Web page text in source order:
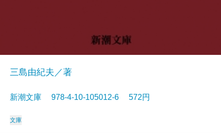
三島由紀夫／著
新潮文庫 978-4-10-105012-6 572円
文庫